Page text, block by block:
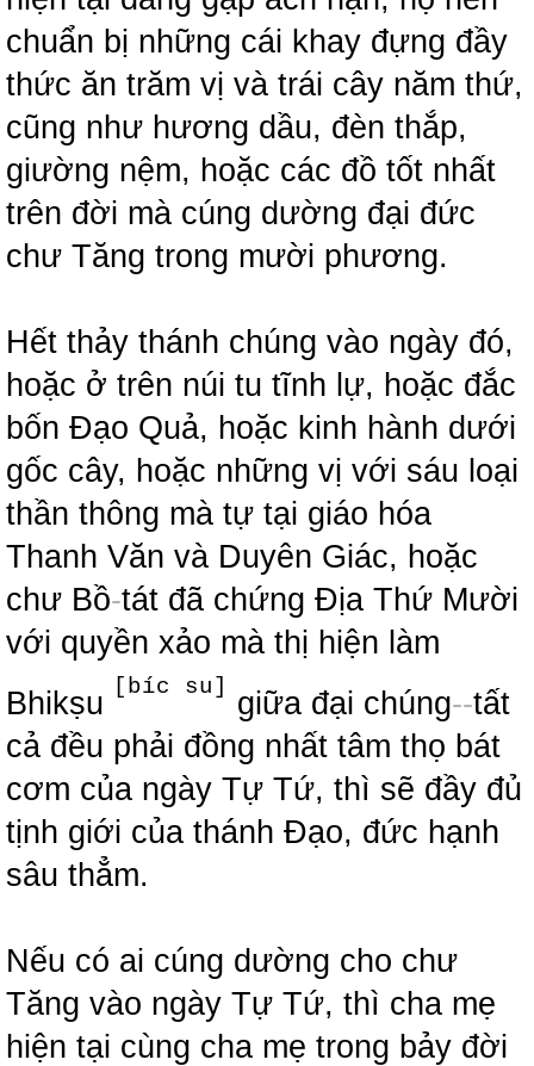
chuẩn bị những cái khay đựng đầy
thức ăn trăm vị và trái cây năm thứ,
cũng như hương dầu, đèn thắp,
giường nệm, hoặc các đồ tốt nhất
trên đời mà cúng dường đại đức
chư Tăng trong mười phương.
Hết thảy thánh chúng vào ngày đó,
hoặc ở trên núi tu tĩnh lự, hoặc đắc
bốn Đạo Quả, hoặc kinh hành dưới
gốc cây, hoặc những vị với sáu loại
thần thông mà tự tại giáo hóa
Thanh Văn và Duyên Giác, hoặc
chư Bồ-tát đã chứng Địa Thứ Mười
với quyền xảo mà thị hiện làm
Bhikṣu
[bíc su] giữa đại chúng--tất
cả đều phải đồng nhất tâm thọ bát
cơm của ngày Tự Tứ, thì sẽ đầy đủ
tịnh giới của thánh Đạo, đức hạnh
sâu thẳm.
Nếu có ai cúng dường cho chư
Tăng vào ngày Tự Tứ, thì cha mẹ
hiện tại cùng cha mẹ trong bảy đời